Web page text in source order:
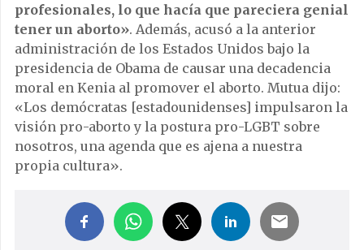
profesionales, lo que hacía que pareciera genial
tener un aborto». Además, acusó a la anterior
administración de los Estados Unidos bajo la
presidencia de Obama de causar una decadencia
moral en Kenia al promover el aborto. Mutua dijo:
«Los demócratas [estadounidenses] impulsaron la
visión pro-aborto y la postura pro-LGBT sobre
nosotros, una agenda que es ajena a nuestra
propia cultura».